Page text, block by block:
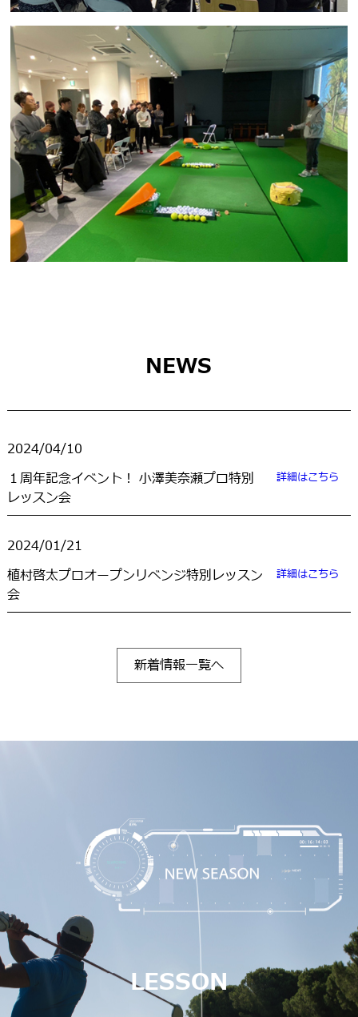
NEWS
2024/04/10
１周年記念イベント！ 小澤美奈瀬プロ特別
レッスン会
詳細はこちら
2024/01/21
植村啓太プロオープンリベンジ特別レッスン
会
詳細はこちら
新着情報一覧へ
LESSON